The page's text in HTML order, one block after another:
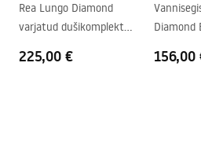
Garantii
5
Safety_Information_Faucets.pdf
Rea Lungo Diamond
varjatud dušikomplekt
225,00 €
Diamond
156,00